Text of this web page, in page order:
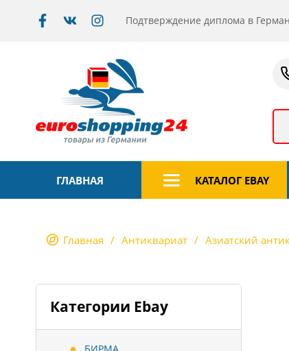
Подтверждение диплома в
ГЛАВНАЯ КАТАЛОГ EBAY
Главная Антиквариат Азиатский
Категории Ebay